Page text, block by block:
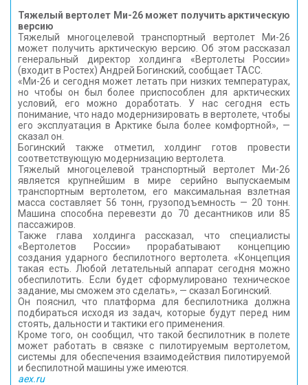
Тяжелый вертолет Ми-26 может получить арктическую
версию
Тяжелый многоцелевой транспортный вертолет Ми-26
может получить арктическую версию. Об этом рассказал
генеральный директор холдинга «Вертолеты России»
(входит в Ростех) Андрей Богинский, сообщает ТАСС.
«Ми-26 и сегодня может летать при низких температурах,
но чтобы он был более приспособлен для арктических
условий, его можно доработать. У нас сегодня есть
понимание, что надо модернизировать в вертолете, чтобы
его эксплуатация в Арктике была более комфортной», —
сказал он.
Богинский также отметил, холдинг готов провести
соответствующую модернизацию вертолета.
Тяжелый многоцелевой транспортный вертолет Ми-26
является крупнейшим в мире серийно выпускаемым
транспортным вертолетом, его максимальная взлетная
масса составляет 56 тонн, грузоподъемность — 20 тонн.
Машина способна перевезти до 70 десантников или 85
пассажиров.
Также глава холдинга рассказал, что специалисты
«Вертолетов России» прорабатывают концепцию
создания ударного беспилотного вертолета. «Концепция
такая есть. Любой летательный аппарат сегодня можно
обеспилотить. Если будет сформулировано техническое
задание, мы сможем это сделать», — сказал Богинский.
Он пояснил, что платформа для беспилотника должна
подбираться исходя из задач, которые будут перед ним
стоять, дальности и тактики его применения.
Кроме того, он сообщил, что такой беспилотник в полете
может работать в связке с пилотируемым вертолетом,
системы для обеспечения взаимодействия пилотируемой
и беспилотной машины уже имеются.
aex.ru